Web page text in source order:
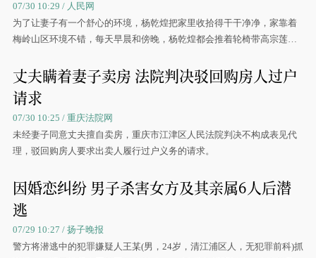
07/30 10:29 / 人民网
为了让妻子有一个舒心的环境，杨乾煌把家里收拾得干干净净，家靠着
梅岭山区环境不错，每天早晨和傍晚，杨乾煌都会推着轮椅带高宗莲出
丈夫瞒着妻子卖房 法院判决驳回购房人过户
请求
07/30 10:25 / 重庆法院网
未经妻子同意丈夫擅自卖房，重庆市江津区人民法院判决不构成表见代
理，驳回购房人要求出卖人履行过户义务的请求。
因婚恋纠纷 男子杀害女方及其亲属6人后潜
逃
07/29 10:27 / 扬子晚报
警方将潜逃中的犯罪嫌疑人王某(男，24岁，清江浦区人，无犯罪前科)抓